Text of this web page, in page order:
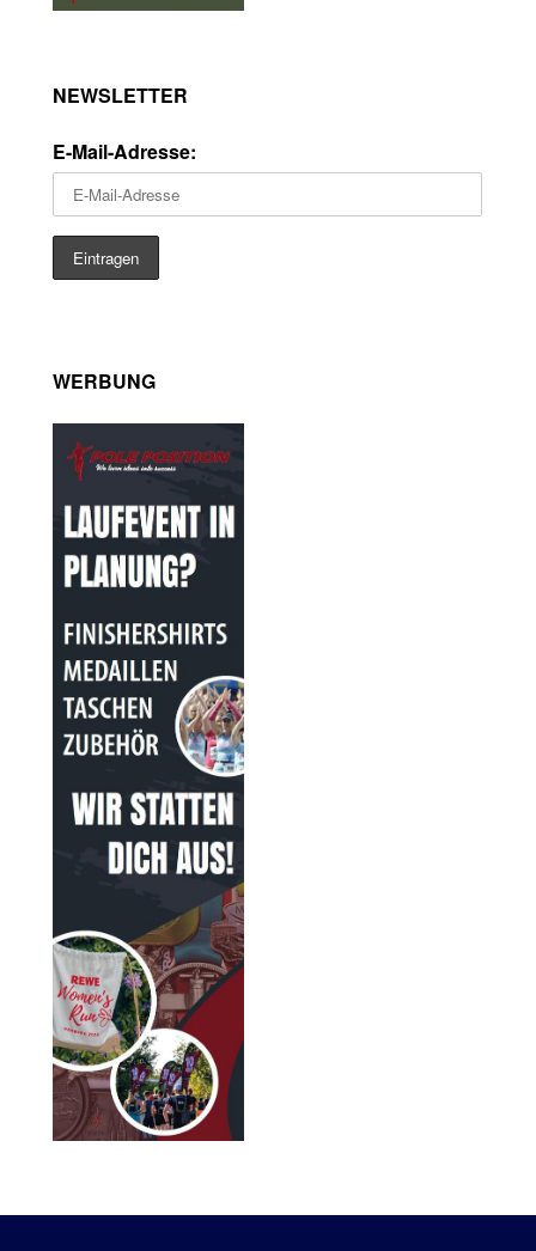
NEWSLETTER
E-Mail-Adresse:
WERBUNG